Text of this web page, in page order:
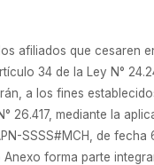
afiliados que
34 de la Ley N°
a los fines
26.417, mediante la
SSSS#MCH, de
forma parte